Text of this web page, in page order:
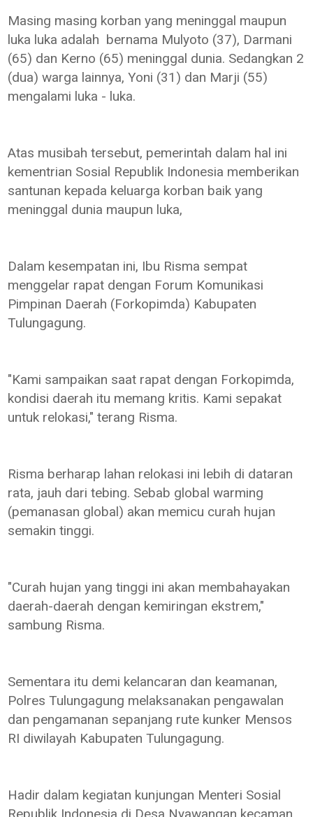
Masing masing korban yang meninggal maupun
luka luka adalah bernama Mulyoto (37), Darmani
(65) dan Kerno (65) meninggal dunia. Sedangkan 2
(dua) warga lainnya, Yoni (31) dan Marji (55)
mengalami luka - luka.
Atas musibah tersebut, pemerintah dalam hal ini
kementrian Sosial Republik Indonesia memberikan
santunan kepada keluarga korban baik yang
meninggal dunia maupun luka,
Dalam kesempatan ini, Ibu Risma sempat
menggelar rapat dengan Forum Komunikasi
Pimpinan Daerah (Forkopimda) Kabupaten
Tulungagung.
"Kami sampaikan saat rapat dengan Forkopimda,
kondisi daerah itu memang kritis. Kami sepakat
untuk relokasi," terang Risma.
Risma berharap lahan relokasi ini lebih di dataran
rata, jauh dari tebing. Sebab global warming
(pemanasan global) akan memicu curah hujan
semakin tinggi.
"Curah hujan yang tinggi ini akan membahayakan
daerah-daerah dengan kemiringan ekstrem,"
sambung Risma.
Sementara itu demi kelancaran dan keamanan,
Polres Tulungagung melaksanakan pengawalan
dan pengamanan sepanjang rute kunker Mensos
RI diwilayah Kabupaten Tulungagung.
Hadir dalam kegiatan kunjungan Menteri Sosial
Republik Indonesia di Desa Nyawangan kecaman